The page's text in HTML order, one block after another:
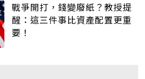
戰爭開打，錢變廢紙？教授提
醒：這三件事比資產配置更重
要！